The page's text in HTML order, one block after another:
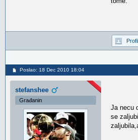
Profil
Poslao: 18 Dec 2010 18:04
stefanshee
Građanin
Ja necu
se